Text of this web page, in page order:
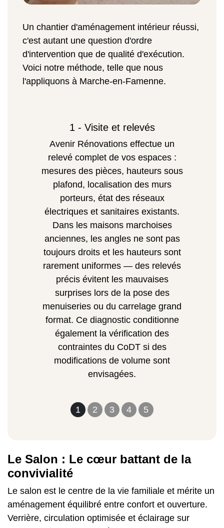
Un chantier d'aménagement intérieur réussi,
c'est autant une question d'ordre
d'intervention que de qualité d'exécution.
Voici notre méthode, telle que nous
l'appliquons à Marche-en-Famenne.
1 2 3 4 5
1 - Visite et relevés
Avenir Rénovations effectue un
relevé complet de vos espaces :
mesures des pièces, hauteurs sous
plafond, localisation des murs
porteurs, état des réseaux
électriques et sanitaires existants.
Dans les maisons marchoises
anciennes, les angles ne sont pas
toujours droits et les hauteurs sont
rarement uniformes — des relevés
précis évitent les mauvaises
surprises lors de la pose des
menuiseries ou du carrelage grand
format. Ce diagnostic conditionne
également la vérification des
contraintes du CoDT si des
modifications de volume sont
envisagées.
Le Salon : Le cœur battant de la
convivialité
Le salon est le centre de la vie familiale et mérite un
aménagement équilibré entre confort et ouverture.
Verrière, circulation optimisée et éclairage sur